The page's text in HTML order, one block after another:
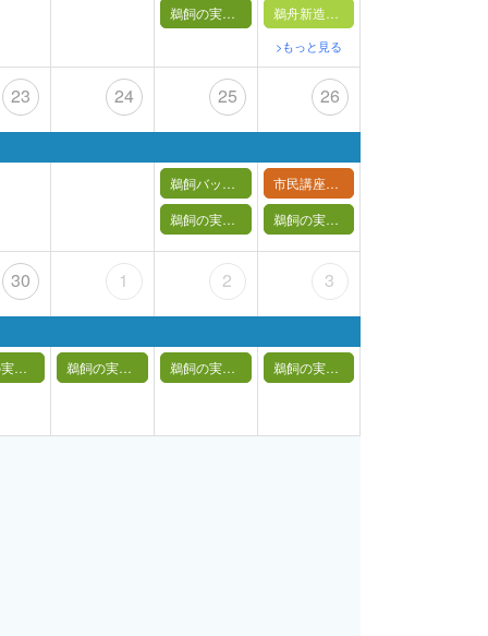
鵜飼の実演【 4月18日(土) 】
鵜舟新造船の進水式
>もっと見る
23 24 25
鵜飼バックヤードツアー申込専用
鵜飼の実演【 4月25日(土) 】
26
市民講座「ミニ鵜籠を作ってみよう！」
鵜飼の実演【 4月26日(日) 】
30
鵜飼の実演【 4月30日(木) 】
1
鵜飼の実演【 5月1日(金) 】
2
鵜飼の実演【 5月2日(土) 】
3
鵜飼の実演【 5月3日(日祝) 】